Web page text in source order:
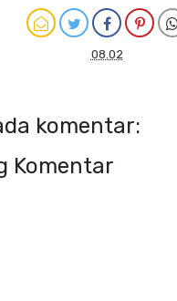
08.02
komentar:
Komentar